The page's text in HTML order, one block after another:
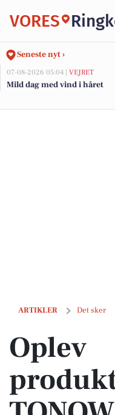
VORES
Seneste nyt ›
07-08-2026 05:04 | VEJRET
Mild dag med vind i håret
ARTIKLER Det sker
Oplev produktionen
Oplev